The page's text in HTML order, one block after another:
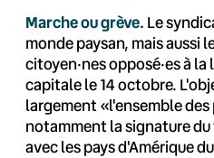
Marche ou grève. Le
monde paysan, mais aussi
citoyen·nes opposé·es à
capitale le 14 octobre.
largement «l'ensemble
notamment la signature
avec les pays d'Amérique